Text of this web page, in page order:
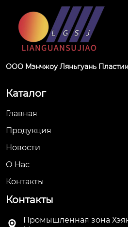
ООО Мэнчжоу Ляньгуань Пластик
Каталог
Главная
Продукция
Новости
О Hас
Контакты
Контакты
Промышленная зона